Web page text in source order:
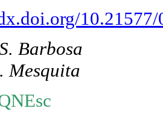
Barbosa
Mesquita